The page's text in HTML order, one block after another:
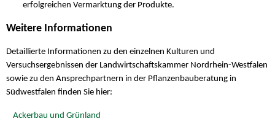
erfolgreichen Vermarktung der Produkte.
Weitere Informationen
Detaillierte Informationen zu den einzelnen Kulturen und
Versuchsergebnissen der Landwirtschaftskammer Nordrhein-Westfalen
sowie zu den Ansprechpartnern in der Pflanzenbauberatung in
Südwestfalen finden Sie hier:
Ackerbau und Grünland